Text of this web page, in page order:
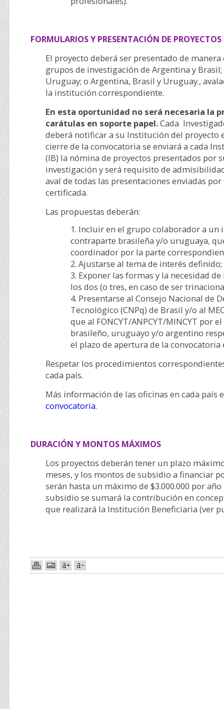
FORMULARIOS Y PRESENTACIÓN DE PROYECTOS
El proyecto deberá ser presentado de
grupos de investigación de Argentina y
Uruguay; o Argentina, Brasil y Uruguay.,
la institución correspondiente.
En esta oportunidad no será necesaria la
carátulas en soporte papel.Cada
deberá notificar a su Institución del proyecto
cierre de la convocatoria se enviará a cada
(IB) la nómina de proyectos presentados por
investigación y será requisito de
aval de todas las presentaciones enviadas por
certificada.
Las propuestas deberán:
Incluir en el grupo colaborador a un
contraparte brasileña y/o uruguaya,
coordinador por la parte
Ajustarse al tema de interés definido;
Exponer las formas y la necesidad
los dos (o tres, en caso de ser
Presentarse al Consejo Nacional de
Tecnológico (CNPq) de Brasil y/o al
que al FONCYT/ANPCYT/MINCYT por
brasileño, uruguayo y/o argentino
el plazo de apertura de la convocatoria
Respetar los procedimientos
cada país.
Más información de las oficinas en cada país
convocatoria.
DURACIÓN Y MONTOS MÁXIMOS
Los proyectos deberán tener un plazo
meses, y los montos de subsidio a financiar
serán hasta un máximo de $3.000.000 por
subsidio se sumará la contribución en
que realizará la Institución Beneficiaria (ver